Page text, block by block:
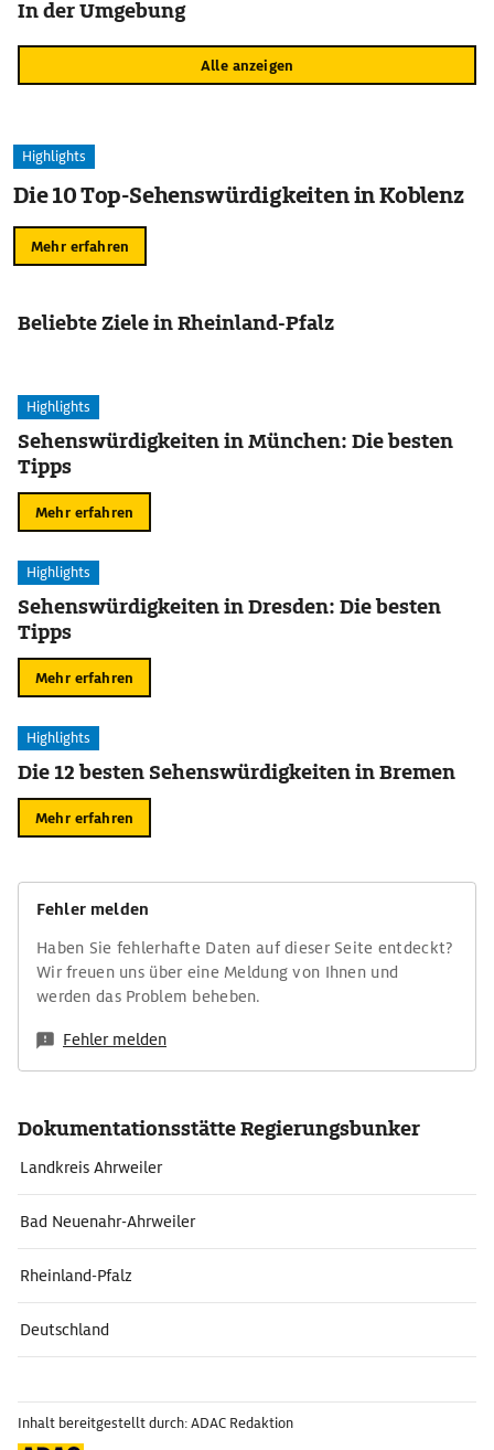
In der Umgebung
Alle anzeigen
Highlights
Die 10 Top-Sehenswürdigkeiten in Koblenz
Mehr erfahren
Beliebte Ziele in Rheinland-Pfalz
Highlights
Sehenswürdigkeiten in München: Die besten
Tipps
Mehr erfahren
Highlights
Sehenswürdigkeiten in Dresden: Die besten
Tipps
Mehr erfahren
Highlights
Die 12 besten Sehenswürdigkeiten in Bremen
Mehr erfahren
Fehler melden
Haben Sie fehlerhafte Daten auf dieser Seite entdeckt?
Wir freuen uns über eine Meldung von Ihnen und
werden das Problem beheben.
Fehler melden
Dokumentationsstätte Regierungsbunker
Landkreis Ahrweiler
Bad Neuenahr-Ahrweiler
Rheinland-Pfalz
Deutschland
Inhalt bereitgestellt durch: ADAC Redaktion